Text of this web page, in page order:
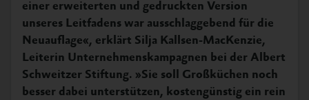
einer erweiterten und gedruckten Version
unseres Leitfadens war ausschlaggebend für die
Neuauflage«, erklärt Silja Kallsen-MacKenzie,
Leiterin Unternehmenskampagnen bei der Albert
Schweitzer Stiftung. »Sie soll Großküchen noch
besser dabei unterstützen, kostengünstig ein rein